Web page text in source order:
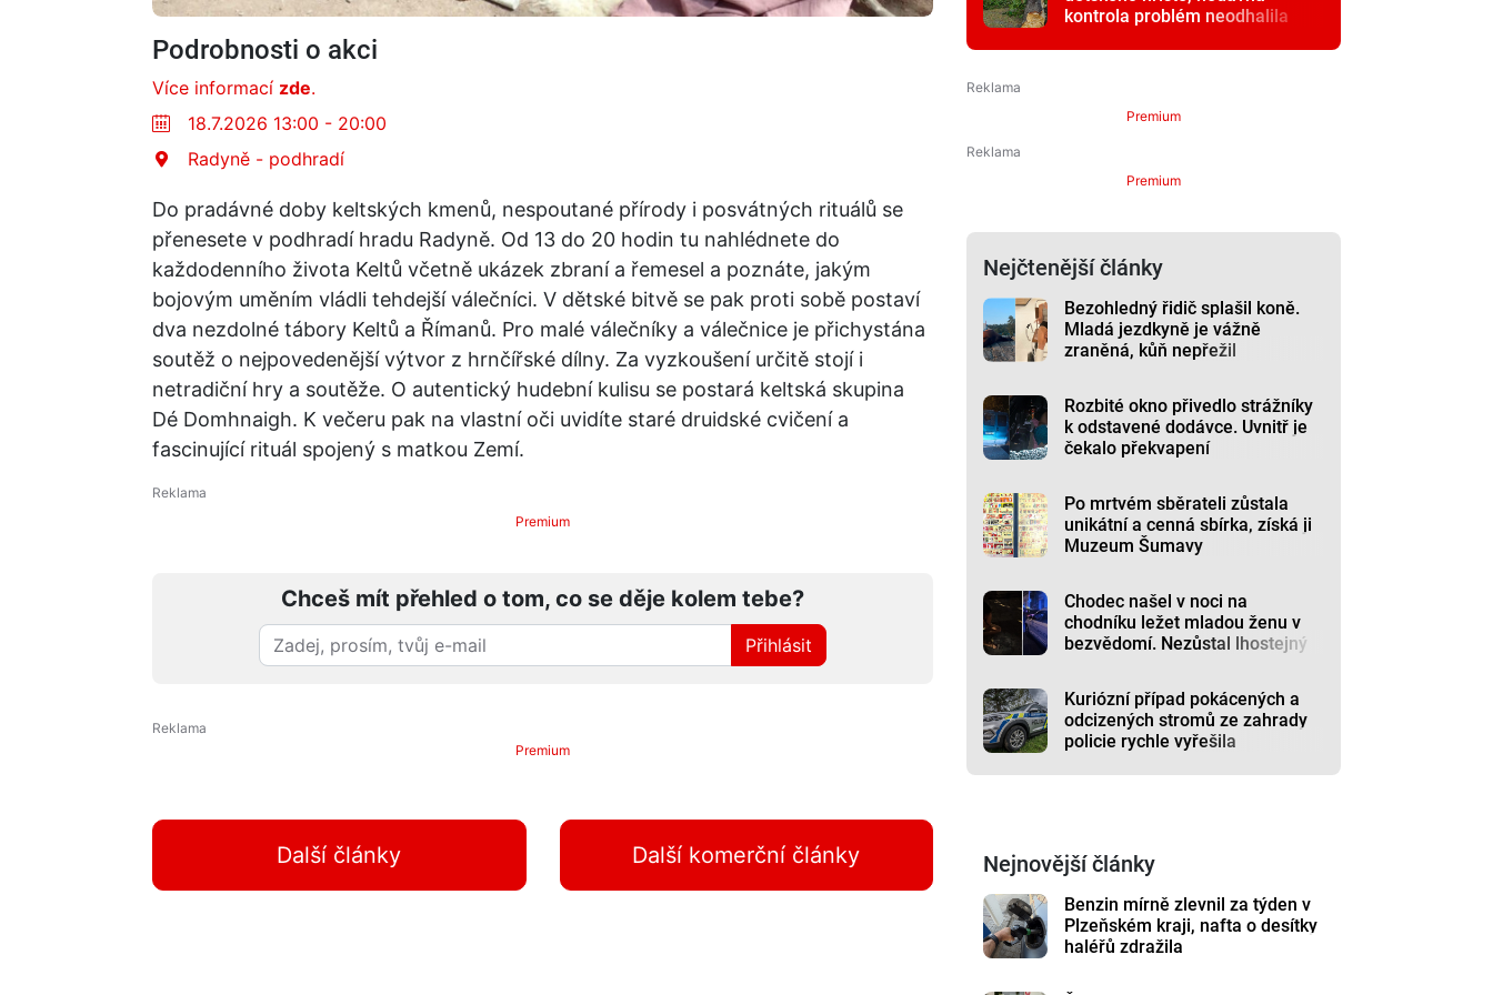
Podrobnosti o akci
Více informací zde.
18.7.2026 13:00 - 20:00
Radyně - podhradí
Do pradávné doby keltských kmenů, nespoutané přírody i posvátných rituálů se
přenesete v podhradí hradu Radyně. Od 13 do 20 hodin tu nahlédnete do
každodenního života Keltů včetně ukázek zbraní a řemesel a poznáte, jakým
bojovým uměním vládli tehdejší válečníci. V dětské bitvě se pak proti sobě postaví
dva nezdolné tábory Keltů a Římanů. Pro malé válečníky a válečnice je přichystána
soutěž o nejpovedenější výtvor z hrnčířské dílny. Za vyzkoušení určitě stojí i
netradiční hry a soutěže. O autentický hudební kulisu se postará keltská skupina
Dé Domhnaigh. K večeru pak na vlastní oči uvidíte staré druidské cvičení a
fascinující rituál spojený s matkou Zemí.
Premium
Chceš mít přehled o tom, co se děje kolem tebe?
Přihlásit
Premium
Další články Další komerční články
kontrola problém neodhalila
Premium
Premium
Nejčtenější články
Bezohledný řidič splašil koně.
Mladá jezdkyně je vážně
zraněná, kůň nepřežil
Rozbité okno přivedlo strážníky
k odstavené dodávce. Uvnitř je
čekalo překvapení
Po mrtvém sběrateli zůstala
unikátní a cenná sbírka, získá ji
Muzeum Šumavy
Chodec našel v noci na
chodníku ležet mladou ženu v
bezvědomí. Nezůstal lhostejný
Kuriózní případ pokácených a
odcizených stromů ze zahrady
policie rychle vyřešila
Nejnovější články
Benzin mírně zlevnil za týden v
Plzeňském kraji, nafta o desítky
haléřů zdražila